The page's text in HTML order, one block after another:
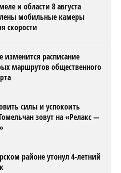
и области 8 августа
мобильные камеры
скорости
изменится расписание
маршрутов общественного
силы и успокоить
зовут на «Релакс —
районе утонул 4-летний